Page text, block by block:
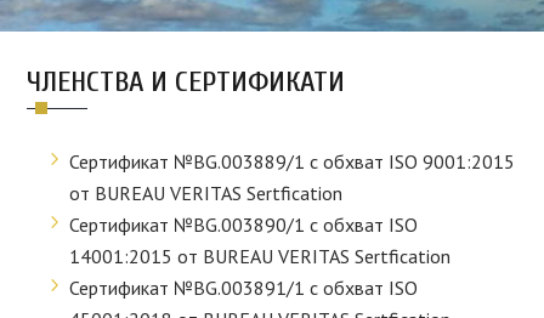
ЧЛЕНСТВА И СЕРТИФИКАТИ
Сертификат №BG.003889/1 с обхват ISO 9001:2015
от BUREAU VERITAS Sertfication
Сертификат №BG.003890/1 с обхват ISO
14001:2015 от BUREAU VERITAS Sertfication
Сертификат №BG.003891/1 с обхват ISO